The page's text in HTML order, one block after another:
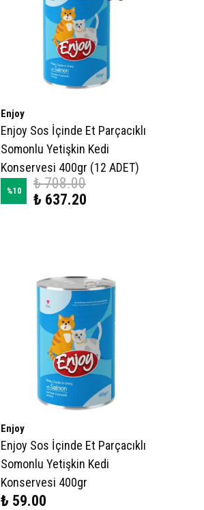
Enjoy
Enjoy Sos İçinde Et Parçacıklı
Somonlu Yetişkin Kedi
Konservesi 400gr (12 ADET)
%10
₺ 708.00
₺ 637.20
Enjoy
Enjoy Sos İçinde Et Parçacıklı
Somonlu Yetişkin Kedi
Konservesi 400gr
₺ 59.00